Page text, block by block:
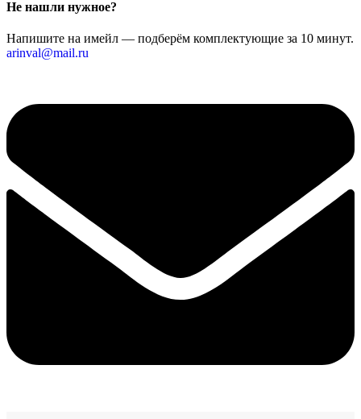
Не нашли нужное?
Напишите на имейл — подберём комплектующие за 10 минут.
arinval@mail.ru